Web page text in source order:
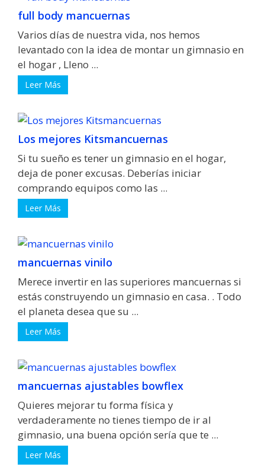
full body mancuernas
Varios días de nuestra vida, nos hemos
levantado con la idea de montar un gimnasio en
el hogar , Lleno ...
Leer Más
Los mejores Kitsmancuernas
Si tu sueño es tener un gimnasio en el hogar,
deja de poner excusas. Deberías iniciar
comprando equipos como las ...
Leer Más
mancuernas vinilo
Merece invertir en las superiores mancuernas si
estás construyendo un gimnasio en casa. . Todo
el planeta desea que su ...
Leer Más
mancuernas ajustables bowflex
Quieres mejorar tu forma física y
verdaderamente no tienes tiempo de ir al
gimnasio, una buena opción sería que te ...
Leer Más